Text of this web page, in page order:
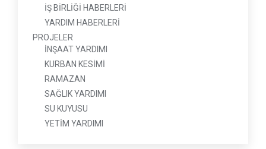
İŞ BİRLİĞİ HABERLERİ
YARDIM HABERLERİ
PROJELER
İNŞAAT YARDIMI
KURBAN KESİMİ
RAMAZAN
SAĞLIK YARDIMI
SU KUYUSU
YETİM YARDIMI